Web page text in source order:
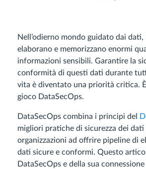
Nell’odierno mondo guidato dai dati,
elaborano e memorizzano enormi
informazioni sensibili. Garantire la
conformità di questi dati durante
vita è diventato una priorità critica.
gioco DataSecOps.
DataSecOps combina i principi del
migliori pratiche di sicurezza dei
organizzazioni ad offrire pipeline di
dati sicure e conformi. Questo
DataSecOps e della sua connessione